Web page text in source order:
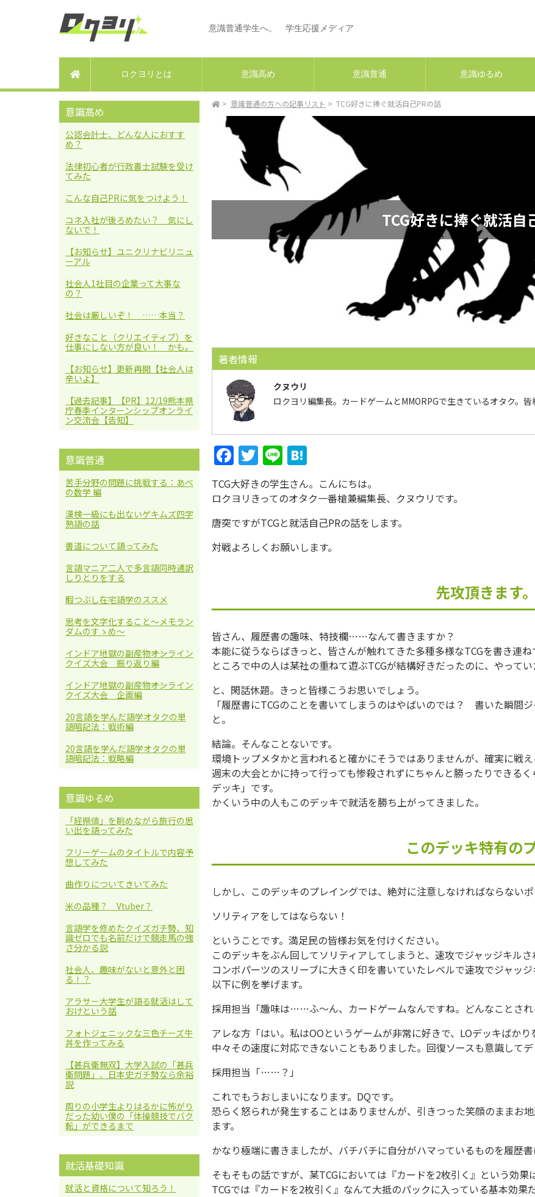
意識普通学生へ。 学生応援メディア
ロクヨリとは 意識高め 意識普通 意識ゆるめ
意識普通の方への記事リスト TCG好きに捧ぐ就活自己PRの話
TCG好きに捧ぐ就活自
著者情報
クヌウリ
ロクヨリ編集長。カードゲームとMMORPGで生きているオタク。
Face
k
Twit
Line
TCG大好きの学生さん。こんにちは。
ロクヨリきってのオタク一番槍兼編集長、クヌウリです。
唐突ですがTCGと就活自己PRの話をします。
対戦よろしくお願いします。
先攻頂きます。
皆さん、履歴書の趣味、特技欄……なんて書きますか？
本能に従うならばきっと、皆さんが触れてきた多種多様なTCGを書き連ね
ところで中の人は某社の重ねて遊ぶTCGが結構好きだったのに、やって
と、閑話休題。きっと皆様こうお思いでしょう。
「履歴書にTCGのことを書いてしまうのはやばいのでは？ 書いた瞬間
と。
結論。そんなことないです。
環境トップメタかと言われると確かにそうではありませんが、確実に戦え
週末の大会とかに持って行っても惨殺されずにちゃんと勝ったりできる
デッキ」です。
かくいう中の人もこのデッキで就活を勝ち上がってきました。
このデッキ特有の
しかし、このデッキのプレイングでは、絶対に注意しなければならないポ
ソリティアをしてはならない！
ということです。満足民の皆様お気を付けください。
このデッキをぶん回してソリティアしてしまうと、速攻でジャッジキルさ
コンボパーツのスリーブに大きく印を書いていたレベルで速攻でジャッジ
以下に例を挙げます。
採用担当「趣味は……ふ～ん、カードゲームなんですね。どんなことされ
アレな方「はい。私はOOというゲームが非常に好きで、LOデッキばかり
中々その速度に対応できないこともありました。回復ソースも意識して
採用担当「……？」
これでもうおしまいになります。DQです。
恐らく怒られが発生することはありませんが、引きつった笑顔のままお
ます。
かなり極端に書きましたが、バチバチに自分がハマっているものを履歴
そもそもの話ですが、某TCGにおいては『カードを2枚引く』という効
TCGでは『カードを2枚引く』なんて大抵のパックに入っている基本効果
意識高め
公認会計士、どんな人におすす
め？
法律初心者が行政書士試験を受け
てみた
こんな自己PRに気をつけよう！
コネ入社が後ろめたい？ 気にし
ないで！
【お知らせ】ユニクリナビリニュ
ーアル
社会人1社目の企業って大事な
の？
社会は厳しいぞ！ ……本当？
好きなこと（クリエイティブ）を
仕事にしない方が良い！ かも。
【お知らせ】更新再開【社会人は
辛いよ】
【過去記事】【PR】12/19熊本県
庁春季インターンシップオンライ
ン交流会【告知】
意識普通
苦手分野の問題に挑戦する：あべ
の数学 編
漢検一級にも出ないゲキムズ四字
熟語の話
書道について語ってみた
言語マニア二人で多言語同時通訳
しりとりをする
暇つぶし在宅語学のススメ
思考を文字化すること〜メモラン
ダムのすゝめ〜
インドア地獄の副産物――オンライン
クイズ大会 振り返り編
インドア地獄の副産物――オンライン
クイズ大会 企画編
20言語を学んだ語学オタクの単
語暗記法：戦術編
20言語を学んだ語学オタクの単
語暗記法：戦略編
意識ゆるめ
「経県値」を眺めながら旅行の思
い出を語ってみた
フリーゲームのタイトルで内容予
想してみた
曲作りについてきいてみた
米の品種？ Vtuber？
言語学を修めたクイズガチ勢、知
識ゼロでも名前だけで競走馬の強
さ分かる説
社会人、趣味がないと意外と困
る！？
アラサー大学生が語る就活はして
おけという話
フォトジェニックな三色チーズ牛
丼を作ってみる
【甚兵衛無双】大学入試の「甚兵
衛問題」、日本史ガチ勢なら余裕
説
周りの小学生よりはるかに怖がり
だった幼い僕の「体操競技でバク
転」ができるまで
就活基礎知識
就活と資格について知ろう！